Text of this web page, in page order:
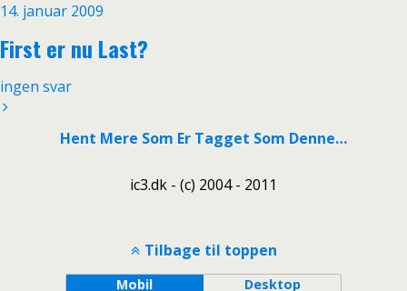
14. januar 2009
First er nu Last?
ingen svar
Hent Mere Som Er Tagget Som Denne…
ic3.dk - (c) 2004 - 2011
Tilbage til toppen
Mobil Desktop